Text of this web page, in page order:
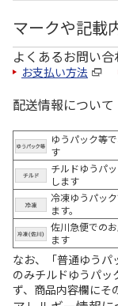
マークや記載
よくあるお問い合
お支払い方法
配送情報について
ゆうパック等
す
チルドゆうパ
します
冷凍ゆうパッ
ます。
佐川急便での
ます
なお、「普通ゆうパ
のみチルドゆうパッ
ず、商品内容欄にそ